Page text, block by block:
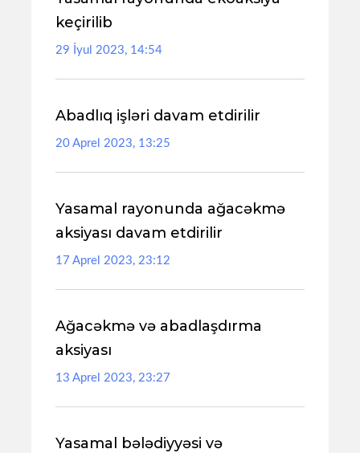
keçirilib
29 İyul 2023, 14:54
Abadlıq işləri davam etdirilir
20 Aprel 2023, 13:25
Yasamal rayonunda ağacəkmə
aksiyası davam etdirilir
17 Aprel 2023, 23:12
Ağacəkmə və abadlaşdırma
aksiyası
13 Aprel 2023, 23:27
Yasamal bələdiyyəsi və